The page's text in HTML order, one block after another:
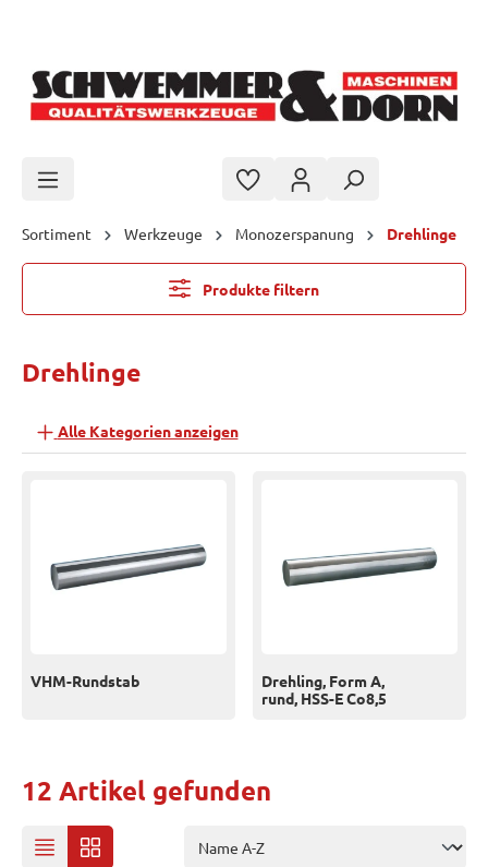
Sortiment Werkzeuge Monozerspanung Drehlinge
Produkte filtern
Drehlinge
Alle Kategorien anzeigen
VHM-Rundstab
Drehling, Form A,
rund, HSS-E Co8,5
12 Artikel gefunden